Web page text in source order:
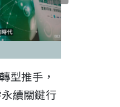
型推手，
續關鍵行